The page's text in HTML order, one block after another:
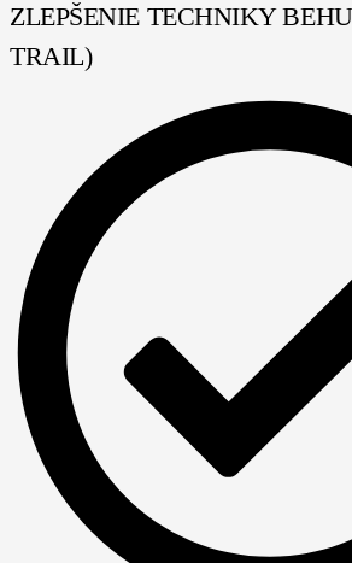
ZLEPŠENIE TECHNIKY
TRAIL)